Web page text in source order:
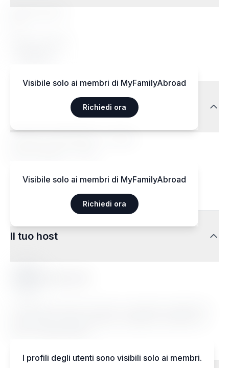
Visibile solo ai membri di MyFamilyAbroad
Richiedi ora
Visibile solo ai membri di MyFamilyAbroad
Richiedi ora
Il tuo host
I profili degli utenti sono visibili solo ai membri.